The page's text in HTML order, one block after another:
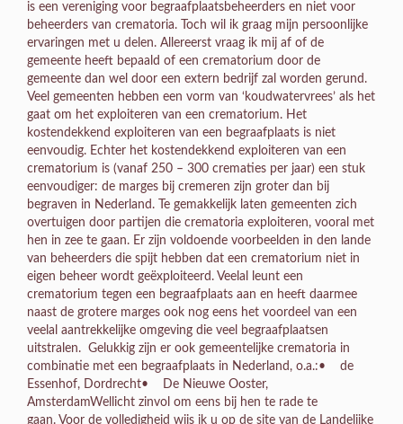
is een vereniging voor begraafplaatsbeheerders en niet voor
beheerders van crematoria. Toch wil ik graag mijn persoonlijke
ervaringen met u delen. Allereerst vraag ik mij af of de
gemeente heeft bepaald of een crematorium door de
gemeente dan wel door een extern bedrijf zal worden gerund.
Veel gemeenten hebben een vorm van ‘koudwatervrees’ als het
gaat om het exploiteren van een crematorium. Het
kostendekkend exploiteren van een begraafplaats is niet
eenvoudig. Echter het kostendekkend exploiteren van een
crematorium is (vanaf 250 – 300 crematies per jaar) een stuk
eenvoudiger: de marges bij cremeren zijn groter dan bij
begraven in Nederland. Te gemakkelijk laten gemeenten zich
overtuigen door partijen die crematoria exploiteren, vooral met
hen in zee te gaan. Er zijn voldoende voorbeelden in den lande
van beheerders die spijt hebben dat een crematorium niet in
eigen beheer wordt geëxploiteerd. Veelal leunt een
crematorium tegen een begraafplaats aan en heeft daarmee
naast de grotere marges ook nog eens het voordeel van een
veelal aantrekkelijke omgeving die veel begraafplaatsen
uitstralen. Gelukkig zijn er ook gemeentelijke crematoria in
combinatie met een begraafplaats in Nederland, o.a.:• de
Essenhof, Dordrecht• De Nieuwe Ooster,
AmsterdamWellicht zinvol om eens bij hen te rade te
gaan. Voor de volledigheid wijs ik u op de site van de Landelijke